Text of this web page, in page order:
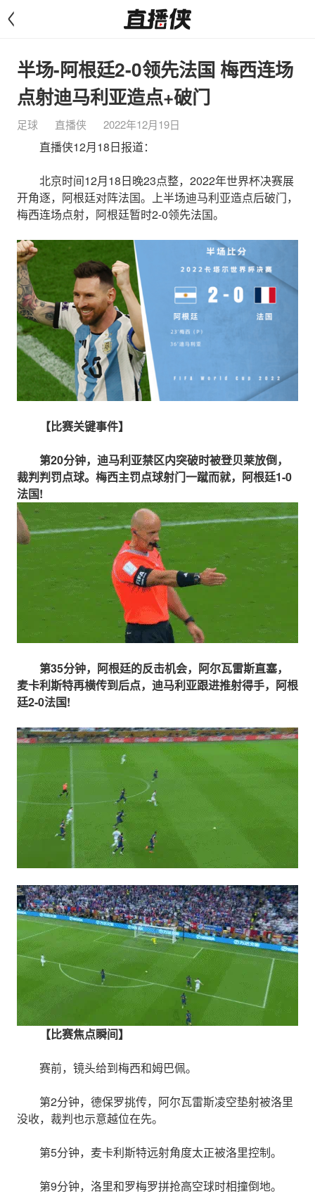
<
半场-阿根廷2-0领先法国 梅西连场
点射迪马利亚造点+破门
足球 直播侠 2022年12月19日
直播侠12月18日报道：
北京时间12月18日晚23点整，2022年世界杯决赛展
开角逐，阿根廷对阵法国。上半场迪马利亚造点后破门，
梅西连场点射，阿根廷暂时2-0领先法国。
【比赛关键事件】
第20分钟，迪马利亚禁区内突破时被登贝莱放倒，
裁判判罚点球。梅西主罚点球射门一蹴而就，阿根廷1-0
法国!
第35分钟，阿根廷的反击机会，阿尔瓦雷斯直塞，
麦卡利斯特再横传到后点，迪马利亚跟进推射得手，阿根
廷2-0法国!
【比赛焦点瞬间】
赛前，镜头给到梅西和姆巴佩。
第2分钟，德保罗挑传，阿尔瓦雷斯凌空垫射被洛里
没收，裁判也示意越位在先。
第5分钟，麦卡利斯特远射角度太正被洛里控制。
第9分钟，洛里和罗梅罗拼抢高空球时相撞倒地。